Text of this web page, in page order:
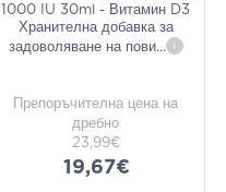
1000 IU 30ml - Витамин D3
Хранителна добавка за
задоволяване на пови... i
Препоръчителна цена на
дребно
23,99€
19,67€